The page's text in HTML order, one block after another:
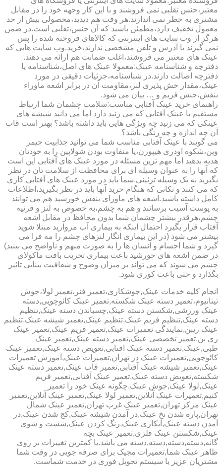
معتبر،جنس تقلبی نمی فروشند و با این کار وجهه خود را در مقابل
مشتری به خطر نمی اندازند.هر وقت هم دیدید،محصولی بیش از حد
معمول تخفیف دارد،مطمئن باشید که آن جنس،تقلبی است.در ضمن
هرگز از وب سایت های اینترنتی که کالاهای فروخته شده را پس
نمی گیرند یا آدرس و تلفن مشخصی ندارند،خرید.وب سایت هایی که
عینک های معتبر می فروشند،اغلب ضمانت هم ارائه می دهند.
دفترچه و شناسنامه عینک:معمولا عینک های اصل،شناسنامه یا
دفترچه اصالت دارند.در شناسنامه،جزئیات دقیقی در مورد
عینک،مقدار خش پذیری لنز،مقاومت آن در برابر اشعه ماوراء
بنفش،جنس فریم و … بیان می شود.
راهنمای خرید عینک آفتابی مناسب:سلامت چشمان شما ارتباط
مستقیم با عینک آفتابی که می زنید دارد اما می دانید شیشه های
عینکی که می زنید چه ویژگی هایی باید داشته باشد؟ بهتر است قاب
آن چه اندازه و چه رنگی باشد؟
می گویند با عینک آفتابی مناسب شما می توانید جذابیت جیمز
وین،شکوه اودری هیپورن،یا متفاوت بودن شولاپین را به خودتان
هدیه بدهید اما مهم ترین مسئله در مورد عینک های آفتابی این است
که آنها را به عنوان وسیله ای برای محافظت از سلامت تان در نظر
بگیرید نه یک وسیله تزئینی.شما باید در مورد عینک های آفتابی کاری
که می کنند و نکاتی که هنگام خرید آنها باید در نظر بگیرید،اطلاعات
کامل داشته باشید.اشعه های ماورای بنفش خورشید هم می توانند
به پوست آسیب برسانند و هم به چشم،به خصوص به لنز و قرنیه
چشم،هرقدر بیشتر چشمان شما بدون محافظ در مقابل اشعه
آفتاب قرار بگیرد احتمال اینکه به بیماری آب مروارید مبتلا شوید
بیشتر می شود (در این بیماری انگار لنزهای چشم را مه فرا می
گیرد و شما اجسام و انسان ها را به صورت مبهم و ناواضح می بینید)
در ضمن اشعه های خورشید باعث بیماری تخریب بافت ماکولای
چشم می شوند که می تواند بر میزان وضوح و شفافیت بینایی تاثیر
بگذارد و حتی باعث کوری شود.
انجام کلیه خدمات عینک,جوشکاری،تعمیر فنر،تعمیر لولا،جوش
تیتانیوم،تعمیر دسته عینک شکسته,تعمیر عینک کائوچویی,دسته
عینک ورزشی,شکستن دسته عینک,چسباندن دسته عینک,تنظیم
دسته عینک,تنظیم فریم عینک,تنظیم عینک,تعمیر شیشه عینک,تنظیم
عینک ریبن,نمایندگی تعمیرات عینک,تعمیر فریم عینک,تعمیر عینک
ری بن,تعمیر تخصصی عینک,تعمیر دسته عینک,تعمیر عینک
طبی,عینک,تعمیر دسته عینک افتابی,تعویض دسته عینک,تعمیر عینک
کائوچویی,تعمیرات عینک در تهران,تعمیرات عینک,آموزش تعمیرات
عینک,تعمیر شیشه عینک آفتابی,تعمیر قاب عینک,تعمیر دسته عینک
شکسته,تعویض دسته عینک,تعمیر عینک آفتابی,تعمیر فریم
عینک,لولا عینک,جوش عینک,چگونه عینک خود را تعمیر
کنیم,تعمیرات عینک آنلاین,تعمیر لولا عینک,تعمیر عینک آنلاین,تعمیر
عینک مرکز تهران,تعمیر عینک غرب تهران,تعمیر عینک شمال
تهران,پاره شدن نخ عینک,در آمدن شیشه عینک,کج شدن عینک,در
آمدن دسته عینک,آبکاری عینک,رنگ کردن عینک,شست و شوی
عینک,شکستن عینک فلزی,تعمیر عینک بچه
گانه,دسته,دسته,دسته,دسته می باشد.با کمترین تغییرات بر روی
ظاهر عینک شما,تعمیرات مجیک برای صرفه جویی در وقت شما
مشتریان عزیز با سیستم تحویل فوری در خدمت شماست.